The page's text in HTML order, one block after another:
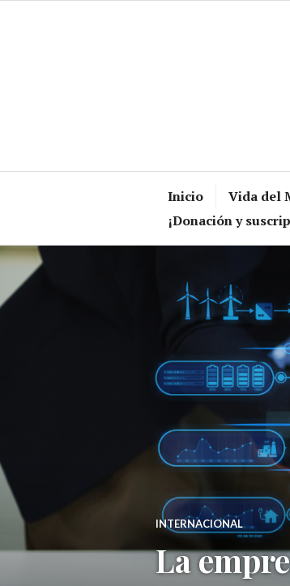
Inicio Vida del
¡Donación y
INTERNACIONAL
La